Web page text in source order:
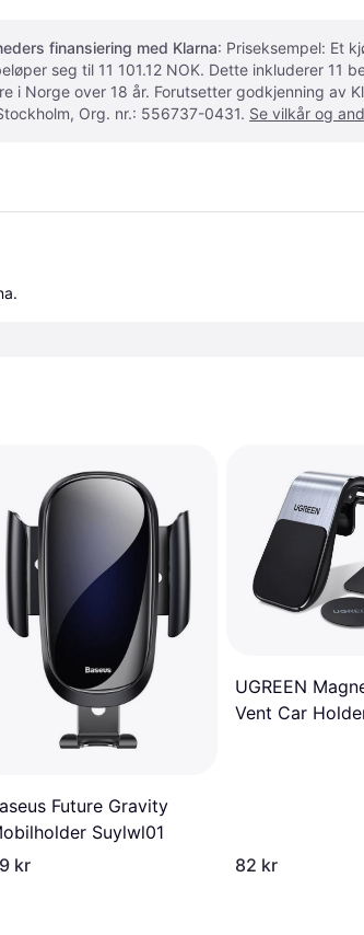
finansiering med Klarna: Priseksempel: Et
seg til 11 101.12 NOK. Dette inkluderer
Norge over 18 år. Forutsetter godkjenning av
Org. nr.: 556737-0431. Se vilkår og
Future Gravity
Suylwl01
kr
UGREEN
Vent Car
82 kr